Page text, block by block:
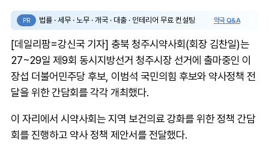
PR 법률 · 세무 · 노무 · 개국 · 대출 · 인테리어 무료 컨설팅 약국 Q&A
[데일리팜=강신국 기자] 충북 청주시약사회(회장 김찬일)는
27~29일 제9회 동시지방선거 청주시장 선거에 출마중인 이
장섭 더불어민주당 후보, 이범석 국민의힘 후보와 약사정책 전
달을 위한 간담회를 각각 개최했다.
이 자리에서 시약사회는 지역 보건의료 강화를 위한 정책 간담
회를 진행하고 약사 정책 제안서를 전달했다.